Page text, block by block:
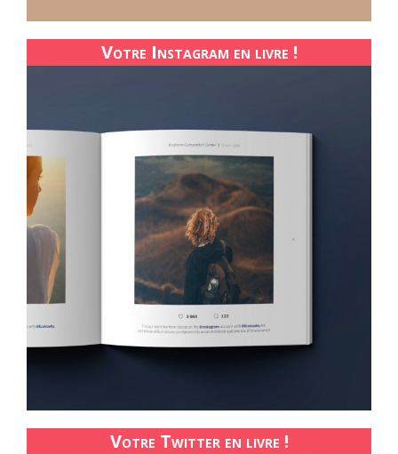
Votre Instagram en livre !
Votre Twitter en livre !